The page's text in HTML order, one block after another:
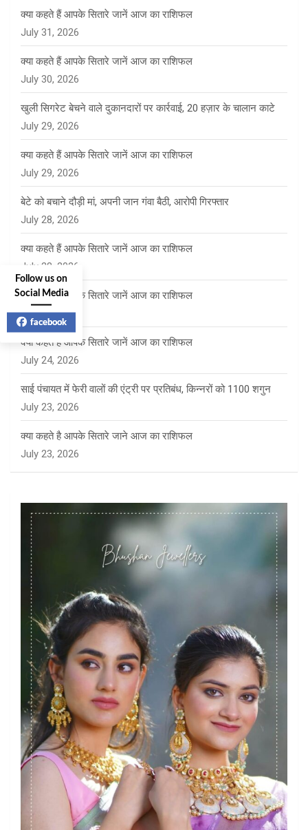
क्या कहते हैं आपके सितारे जानें आज का राशिफल
July 31, 2026
क्या कहते हैं आपके सितारे जानें आज का राशिफल
July 30, 2026
खुली सिगरेट बेचने वाले दुकानदारों पर कार्रवाई, 20 हज़ार के चालान काटे
July 29, 2026
क्या कहते हैं आपके सितारे जानें आज का राशिफल
July 29, 2026
बेटे को बचाने दौड़ी मां, अपनी जान गंवा बैठी, आरोपी गिरफ्तार
July 28, 2026
क्या कहते हैं आपके सितारे जानें आज का राशिफल
July 28, 2026
क्या कहते हैं आपके सितारे जानें आज का राशिफल
July 27, 2026
क्या कहते हैं आपके सितारे जानें आज का राशिफल
July 24, 2026
साई पंचायत में फेरी वालों की एंट्री पर प्रतिबंध, किन्नरों को 1100 शगुन
July 23, 2026
क्या कहते है आपके सितारे जाने आज का राशिफल
July 23, 2026
Follow us on
Social Media
facebook